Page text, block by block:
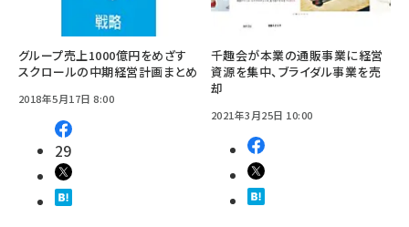
グループ売上1000億円をめざす
スクロールの中期経営計画まとめ
2018年5月17日 8:00
29
千趣会が本業の通販事業に経営
資源を集中、ブライダル事業を売
却
2021年3月25日 10:00